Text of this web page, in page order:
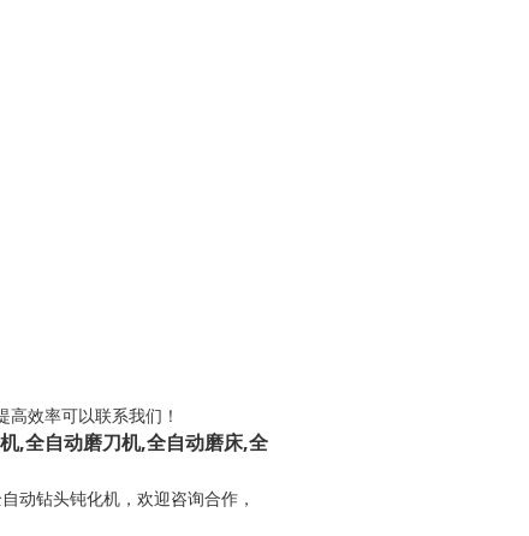
效率可以联系我们！
,全自动磨刀机,全自动磨床,全
动钻头钝化机，欢迎咨询合作，